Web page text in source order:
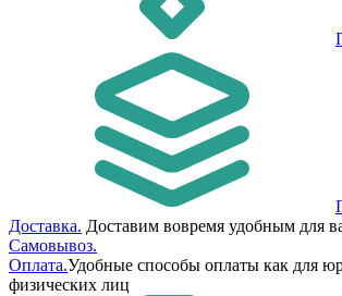
Доставка. Доставим вовремя удобным для
Самовывоз.
Оплата.Удобные способы оплаты как для
физических лиц